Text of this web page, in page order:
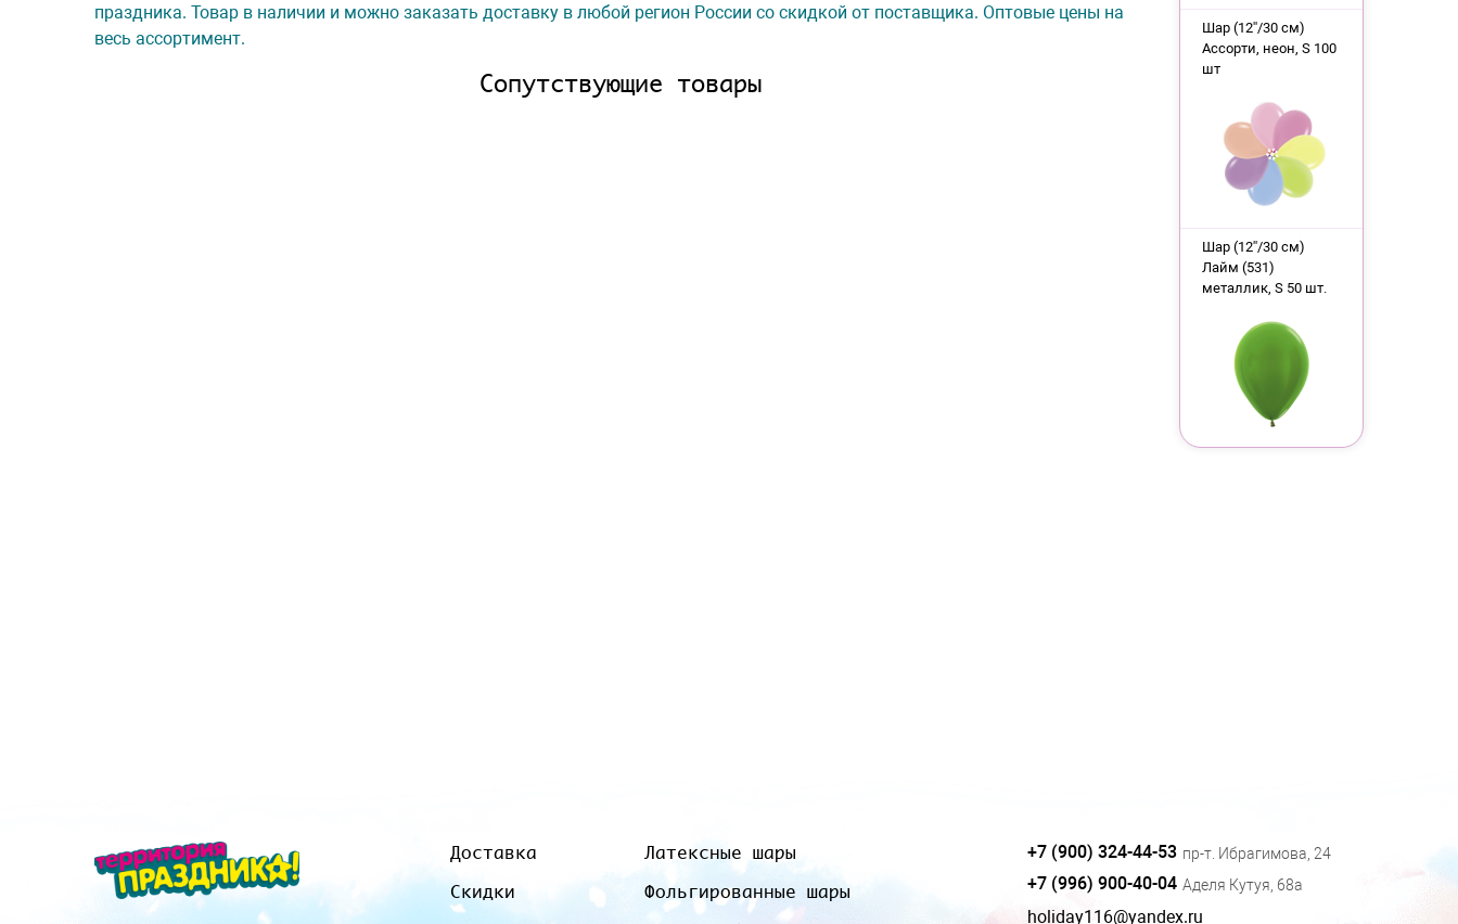
праздника. Товар в наличии и можно заказать доставку в любой регион России со скидкой от поставщика. Оптовые цены на
весь ассортимент.
Сопутствующие товары
Шар (12''/30 см)
Ассорти, неон, S 100
шт
Шар (12''/30 см)
Лайм (531)
металлик, S 50 шт.
Доставка
Скидки
Латексные шары
Фольгированные шары
+7 (900) 324-44-53 пр-т. Ибрагимова, 24
+7 (996) 900-40-04 Аделя Кутуя, 68а
holiday116@yandex.ru